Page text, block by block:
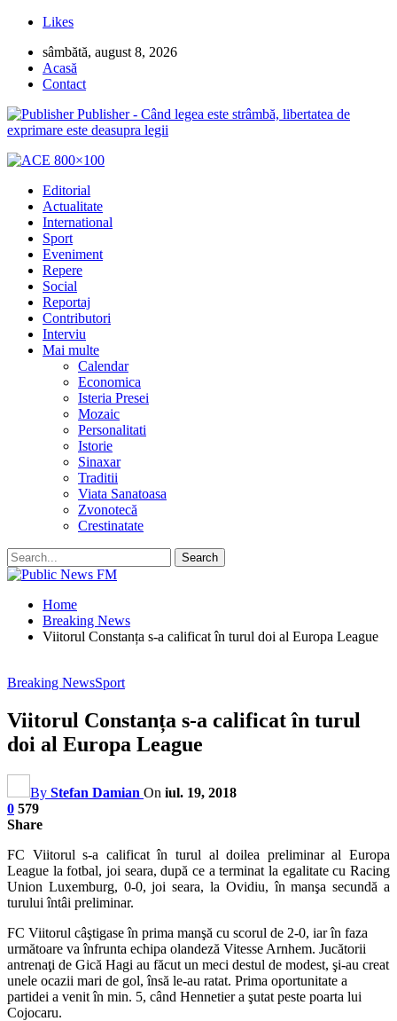
Likes
sâmbătă, august 8, 2026
Acasă
Contact
Publisher - Când legea este strâmbă, libertatea de
exprimare este deasupra legii
Editorial
Actualitate
International
Sport
Eveniment
Repere
Social
Reportaj
Contributori
Interviu
Mai multe
Calendar
Economica
Isteria Presei
Mozaic
Personalitati
Istorie
Sinaxar
Traditii
Viata Sanatoasa
Zvonotecă
Crestinatate
Home
Breaking News
Viitorul Constanța s-a calificat în turul doi al Europa League
Breaking NewsSport
Viitorul Constanța s-a calificat în turul
doi al Europa League
By Stefan Damian On iul. 19, 2018
0 579
Share
FC Viitorul s-a calificat în turul al doilea preliminar al Europa
League la fotbal, joi seara, după ce a terminat la egalitate cu Racing
Union Luxemburg, 0-0, joi seara, la Ovidiu, în manşa secundă a
turului întâi preliminar.
FC Viitorul câştigase în prima manşă cu scorul de 2-0, iar în faza
următoare va înfrunta echipa olandeză Vitesse Arnhem. Jucătorii
antrenaţi de Gică Hagi au făcut un meci destul de modest, şi-au creat
unele ocazii mari de gol, însă le-au ratat. Prima oportunitate a
partidei a venit în min. 5, când Hennetier a şutat peste poarta lui
Cojocaru.